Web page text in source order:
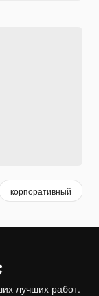
корпоративный
лучших работ.